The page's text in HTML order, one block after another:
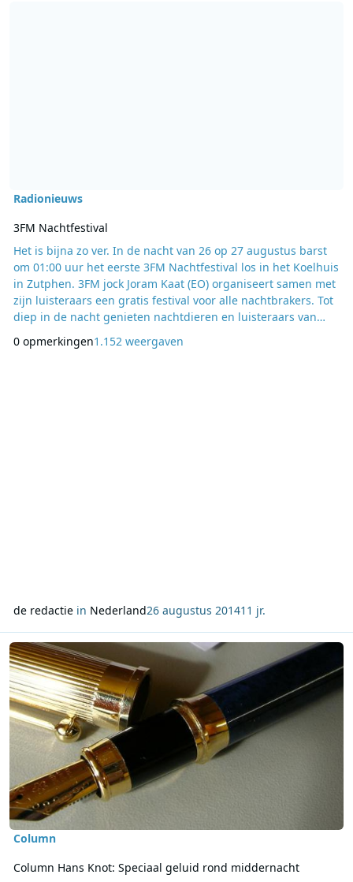
Radionieuws
3FM Nachtfestival
Het is bijna zo ver. In de nacht van 26 op 27 augustus barst
om 01:00 uur het eerste 3FM Nachtfestival los in het Koelhuis
in Zutphen. 3FM jock Joram Kaat (EO) organiseert samen met
zijn luisteraars een gratis festival voor alle nachtbrakers. Tot
diep in de nacht genieten nachtdieren en luisteraars van
HarmoniE en singer-songwriter Lucas Hamming. NPO 3FM
0 opmerkingen1.152 weergaven
de redactiein Nederland26 augustus 201411 jr.
Lees meer over Column Hans Knot: Speciaal geluid rond
Column
Column Hans Knot: Speciaal geluid rond middernacht